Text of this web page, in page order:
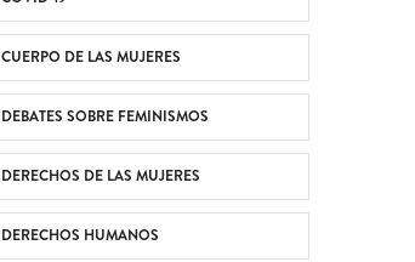
CUERPO DE LAS MUJERES
DEBATES SOBRE FEMINISMOS
DERECHOS DE LAS MUJERES
DERECHOS HUMANOS